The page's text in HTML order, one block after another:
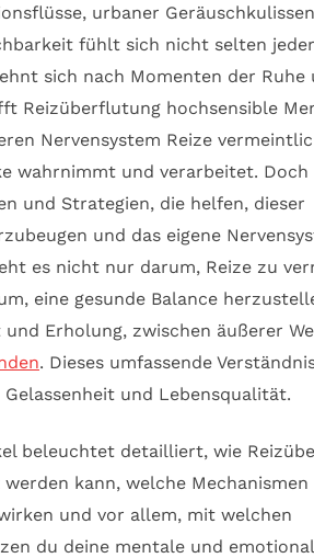
urbaner
fühlt sich nicht selten jeder
sich nach Momenten der Ruhe
Reizüberflutung hochsensible
Nervensystem Reize
wahrnimmt und verarbeitet. Doch
und Strategien, die helfen, dieser
und das eigene
es nicht nur darum, Reize zu
eine gesunde Balance
Erholung, zwischen äußerer
. Dieses umfassende
und Lebensqualität.
beleuchtet detailliert, wie
kann, welche Mechanismen
und vor allem, mit welchen
du deine mentale und